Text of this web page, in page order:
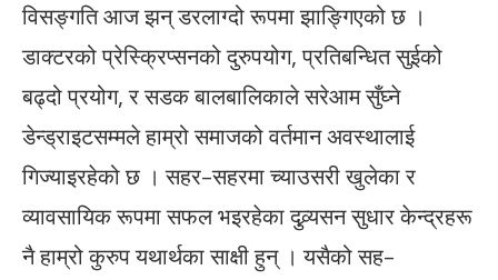
विसङ्गति आज झन् डरलाग्दो रूपमा झाङ्गिएको छ ।
डाक्टरको प्रेस्क्रिप्सनको दुरुपयोग, प्रतिबन्धित सुईको
बढ्दो प्रयोग, र सडक बालबालिकाले सरेआम सुँघ्ने
डेन्ड्राइटसम्मले हाम्रो समाजको वर्तमान अवस्थालाई
गिज्याइरहेको छ । सहर–सहरमा च्याउसरी खुलेका र
व्यावसायिक रूपमा सफल भइरहेका दुव्र्यसन सुधार केन्द्रहरू
नै हाम्रो कुरुप यथार्थका साक्षी हुन् । यसैको सह–